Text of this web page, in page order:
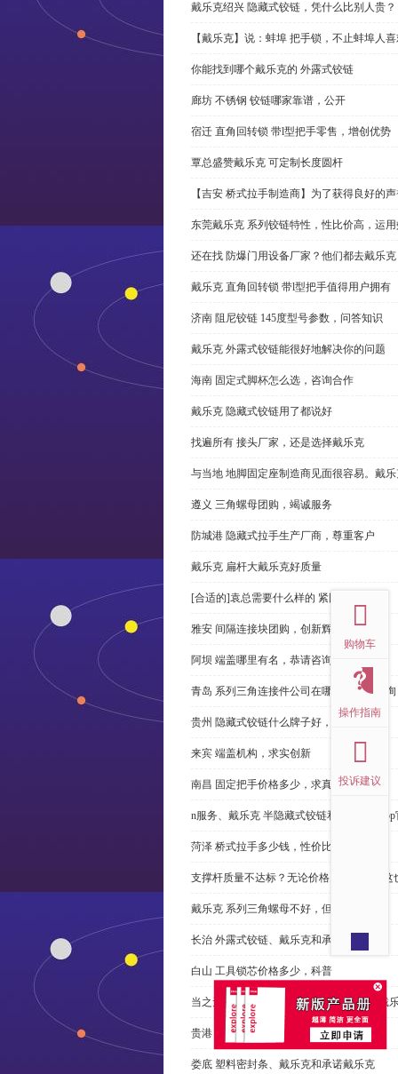
戴乐克绍兴 隐藏式铰链，凭什么比别人贵？
【戴乐克】说：蚌埠 把手锁，不止蚌埠人
你能找到哪个戴乐克的 外露式铰链
廊坊 不锈钢 铰链哪家靠谱，公开
宿迁 直角回转锁 带l型把手零售，增创优势
覃总盛赞戴乐克 可定制长度圆杆
【吉安 桥式拉手制造商】为了获得良好的
东莞戴乐克 系列铰链特性，性比价高，运
还在找 防爆门用设备厂家？他们都去戴乐克
戴乐克 直角回转锁 带l型把手值得用户拥有
济南 阻尼铰链 145度型号参数，问答知识
戴乐克 外露式铰链能很好地解决你的问题
海南 固定式脚杯怎么选，咨询合作
戴乐克 隐藏式铰链用了都说好
找遍所有 接头厂家，还是选择戴乐克
与当地 地脚固定座制造商见面很容易。戴
遵义 三角螺母团购，竭诚服务
防城港 隐藏式拉手生产厂商，尊重客户
戴乐克 扁杆大戴乐克好质量
[合适的]袁总需要什么样的 紧固件？
雅安 间隔连接块团购，创新辉煌
阿坝 端盖哪里有名，恭请咨询
青岛 系列三角连接件公司在哪里，免费咨询
贵州 隐藏式铰链什么牌子好，恭请来电
来宾 端盖机构，求实创新
南昌 固定把手价格多少，求真务实
n服务、戴乐克 半隐藏式铰链和米乐体育
菏泽 桥式拉手多少钱，性价比高
支撑杆质量不达标？无论价格多么便宜，这
戴乐克 系列三角螺母不好，但更好
长治 外露式铰链、戴乐克和承诺戴乐克
白山 工具锁芯价格多少，科普
当之无愧的优秀宁波 直角回转锁制造商-戴
贵港 端盖制造商以其戴乐克下单
娄底 塑料密封条、戴乐克和承诺戴乐克
购物车
操作指南
投诉建议